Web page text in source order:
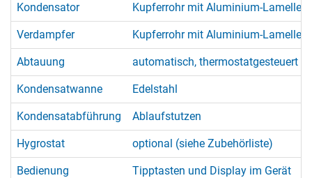
Kondensator Kupferrohr mit Aluminium-
Verdampfer Kupferrohr mit Aluminium-
Abtauung automatisch, thermostatgesteuert
Kondensatwanne Edelstahl
Kondensatabführung Ablaufstutzen
Hygrostat optional (siehe Zubehörliste)
Bedienung Tipptasten und Display im Gerät